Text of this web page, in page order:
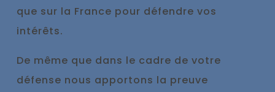
que sur la France pour défendre vos
intérêts.
De même que dans le cadre de votre
défense nous apportons la preuve